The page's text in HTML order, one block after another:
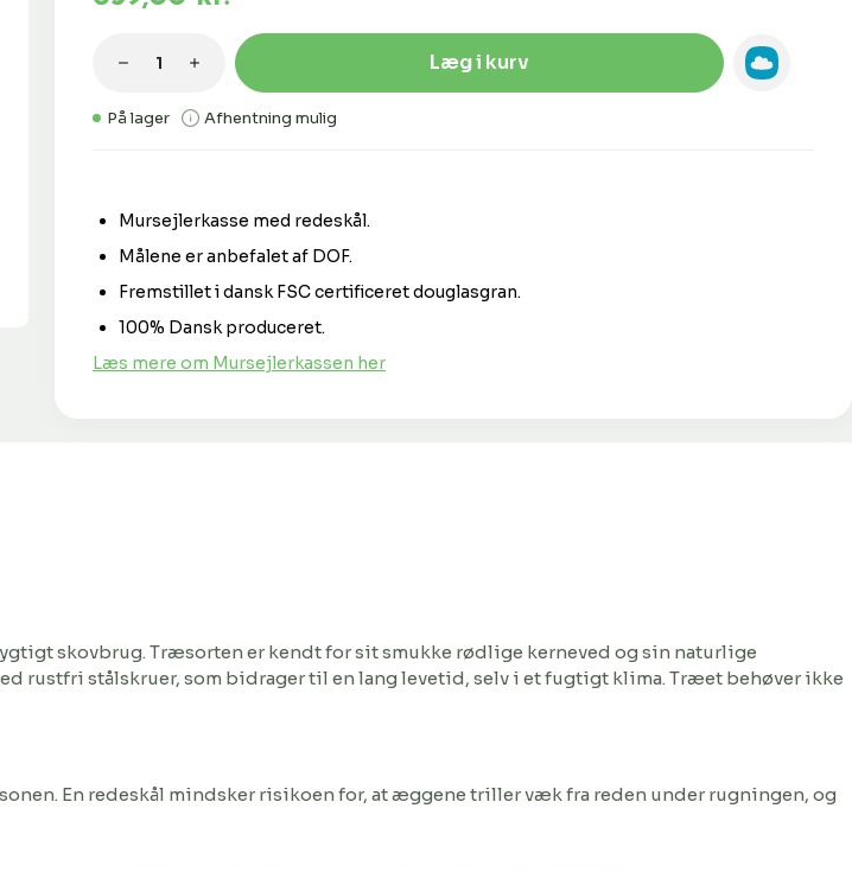
Mursejlerkasse med redeskål.
Målene er anbefalet af DOF.
Fremstillet i dansk FSC certificeret douglasgran.
100% Dansk produceret.
Læs mere om Mursejlerkassen her
På lager Afhentning mulig
Produktmængde: Indtast den ønskede mængde,
Læg i kurv
skovbrug. Træsorten er kendt for sit smukke rødlige kerneved og sin naturlige
rustfri stålskruer, som bidrager til en lang levetid, selv i et fugtigt klima. Træet behøver ikke
En redeskål mindsker risikoen for, at æggene triller væk fra reden under rugningen, og